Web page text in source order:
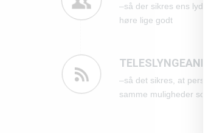
–så der sikres ens
høre lige godt
–så det sikres, at
samme muligheder